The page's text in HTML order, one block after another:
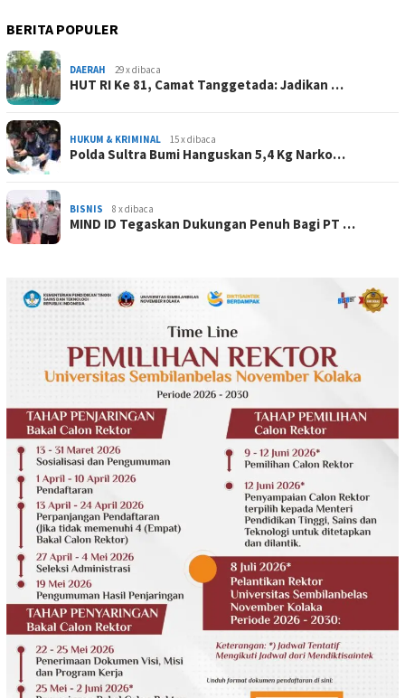
BERITA POPULER
DAERAH 29 x dibaca
HUT RI Ke 81, Camat Tanggetada: Jadikan …
HUKUM & KRIMINAL 15 x dibaca
Polda Sultra Bumi Hanguskan 5,4 Kg Narko…
BISNIS 8 x dibaca
MIND ID Tegaskan Dukungan Penuh Bagi PT …